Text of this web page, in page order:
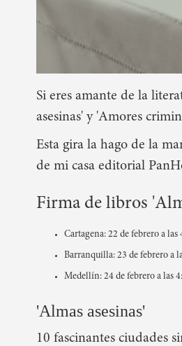
Si eres amante de la
asesinas' y 'Amores
Esta gira la hago de la
de mi casa editorial
Firma de libros
Cartagena: 22 de febrero a
Barranquilla: 23 de febrero a
Medellín: 24 de febrero a las
'Almas asesinas'
10 fascinantes ciudades